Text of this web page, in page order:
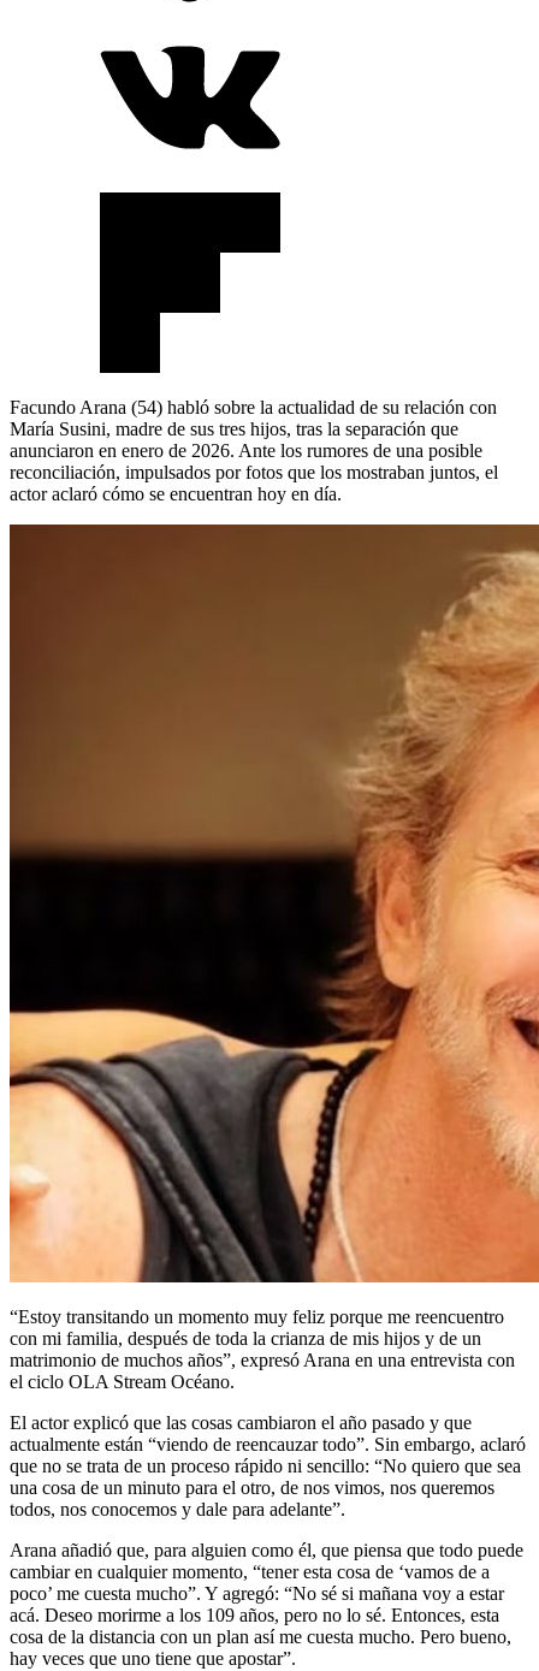
Facundo Arana (54) habló sobre la actualidad de su relación con
María Susini, madre de sus tres hijos, tras la separación que
anunciaron en enero de 2026. Ante los rumores de una posible
reconciliación, impulsados por fotos que los mostraban juntos, el
actor aclaró cómo se encuentran hoy en día.
“Estoy transitando un momento muy feliz porque me reencuentro
con mi familia, después de toda la crianza de mis hijos y de un
matrimonio de muchos años”, expresó Arana en una entrevista con
el ciclo OLA Stream Océano.
El actor explicó que las cosas cambiaron el año pasado y que
actualmente están “viendo de reencauzar todo”. Sin embargo, aclaró
que no se trata de un proceso rápido ni sencillo: “No quiero que sea
una cosa de un minuto para el otro, de nos vimos, nos queremos
todos, nos conocemos y dale para adelante”.
Arana añadió que, para alguien como él, que piensa que todo puede
cambiar en cualquier momento, “tener esta cosa de ‘vamos de a
poco’ me cuesta mucho”. Y agregó: “No sé si mañana voy a estar
acá. Deseo morirme a los 109 años, pero no lo sé. Entonces, esta
cosa de la distancia con un plan así me cuesta mucho. Pero bueno,
hay veces que uno tiene que apostar”.